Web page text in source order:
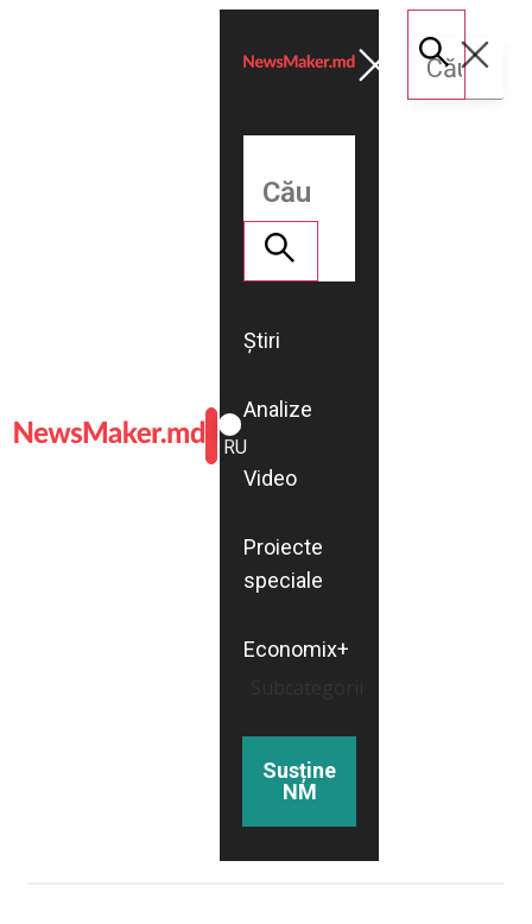
ROMÂNĂ
RU
Știri
Analize
Video
Proiecte
speciale
Economix+
Susține
NM